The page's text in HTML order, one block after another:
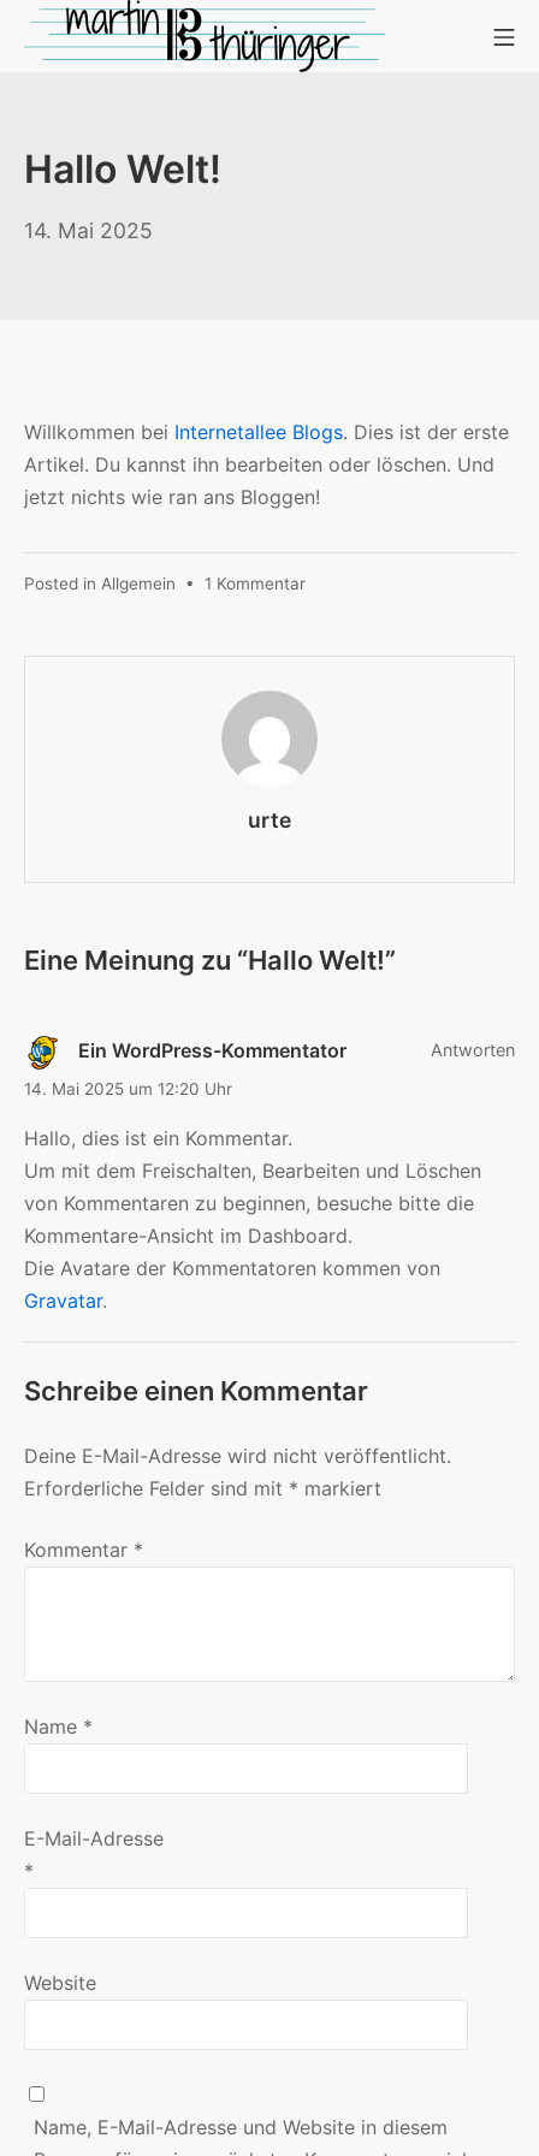
Zum
Inhalt
Hallo Welt!
14. Mai 2025
Willkommen bei Internetallee Blogs. Dies ist der erste
Artikel. Du kannst ihn bearbeiten oder löschen. Und
jetzt nichts wie ran ans Bloggen!
Posted in Allgemein • 1 Kommentarzu
urte
Eine Meinung zu “Hallo Welt!”
Ein WordPress-Kommentator
14. Mai 2025 um 12:20 Uhr
Hallo, dies ist ein Kommentar.
Um mit dem Freischalten, Bearbeiten und Löschen
von Kommentaren zu beginnen, besuche bitte die
Kommentare-Ansicht im Dashboard.
Die Avatare der Kommentatoren kommen von
Gravatar.
Antworten
Schreibe einen Kommentar
Deine E-Mail-Adresse wird nicht veröffentlicht.
Erforderliche Felder sind mit * markiert
Kommentar *
Name *
E-Mail-Adresse
*
Website
Name, E-Mail-Adresse und Website in diesem